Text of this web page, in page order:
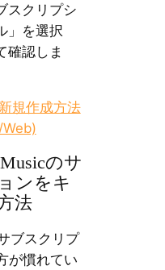
スクリプシ
」を選択
確認しま
規作成方法
のサ
ンをキ
法
ブスクリプ
が慣れてい